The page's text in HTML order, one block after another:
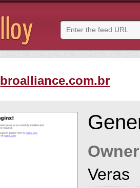
broalliance.com.br
Veras